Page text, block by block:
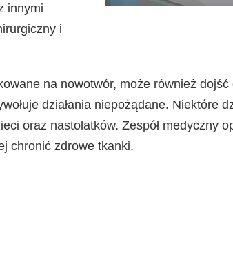
innymi
i
na nowotwór, może również
działania niepożądane. Niektóre
oraz nastolatków. Zespół medyczny
chronić zdrowe tkanki.